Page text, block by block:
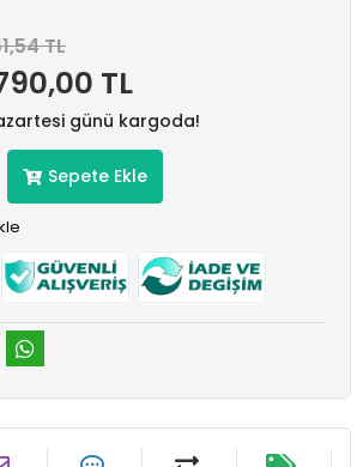
TL
TL
günü kargoda!
Sepete Ekle